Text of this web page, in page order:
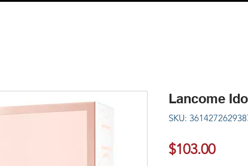
cotización?
Ver más
Lancome
SKU:
$103.00Precio